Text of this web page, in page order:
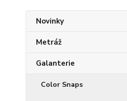
Novinky
Metráž
Galanterie
Color Snaps